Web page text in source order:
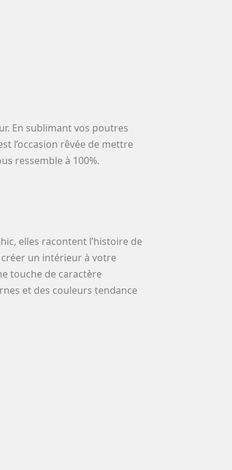
En sublimant vos poutres
l’occasion rêvée de mettre
ressemble à 100%.
elles racontent l’histoire de
un intérieur à votre
touche de caractère
et des couleurs tendance